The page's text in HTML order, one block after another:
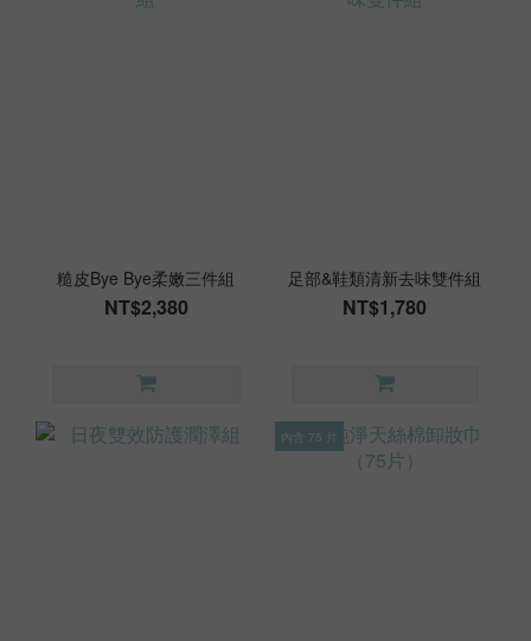
糙皮Bye Bye柔嫩三件組
NT$2,380
足部&鞋類清新去味雙件組
NT$1,780
內含 75 片